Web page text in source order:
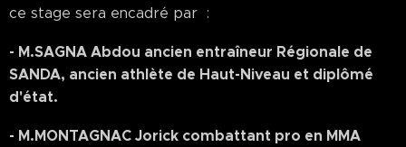
ce stage sera encadré par :
- M.SAGNA Abdou ancien entraîneur Régionale de
SANDA, ancien athlète de Haut-Niveau et diplômé
d'état.
- M.MONTAGNAC Jorick combattant pro en MMA